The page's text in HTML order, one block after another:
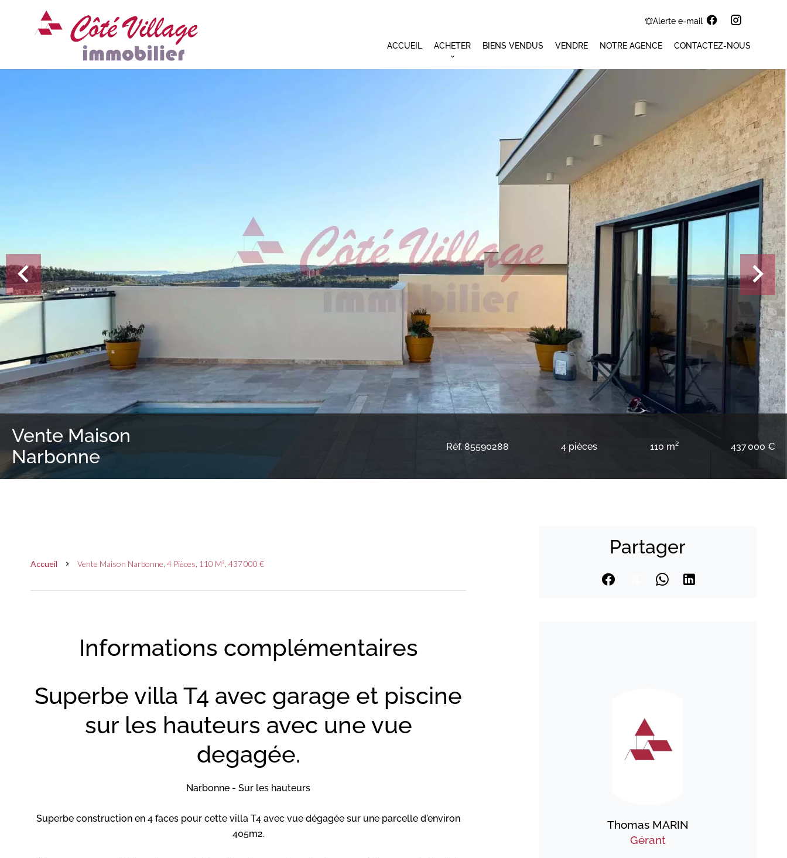
Alerte e-mail
ACCUEIL ACHETER BIENS VENDUS VENDRE NOTRE AGENCE CONTACTEZ-NOUS
Vente Maison
Narbonne
Réf. 85590288 4 pièces 110 m² 437 000 €
Accueil Vente Maison Narbonne, 4 Pièces, 110 M², 437 000 €
Informations complémentaires
Superbe villa T4 avec garage et piscine
sur les hauteurs avec une vue
degagée.
Narbonne - Sur les hauteurs
Superbe construction en 4 faces pour cette villa T4 avec vue dégagée sur une parcelle d'environ
405m2.
Partager
Thomas MARIN
Gérant